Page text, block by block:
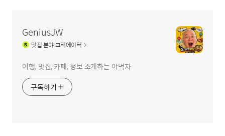
GeniusJW
맛집분야 크리에이터
여행, 맛집, 카페, 정보 소개하는 야먹자
구독하기